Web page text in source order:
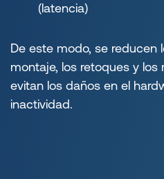
(latencia)
De este modo, se reducen
montaje, los retoques y
evitan los daños en el
inactividad.